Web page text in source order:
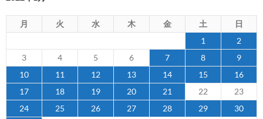
月 火 水 木 金 土
日
1
2
3
4 5 6 7 8
9
10
11 12 13 14 15
16
17
18 19 20 21 22
23
24
25 26 27 28 29
30